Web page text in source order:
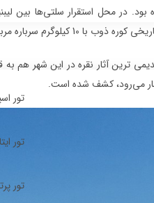
تور
تور
تور
دوم تا یکم قبل از میلاد مسیح به همراه آثاری از پیروتین، کالکوپیریت، اسفالریت و مس هستند.
می‌رود، کشف شده است.